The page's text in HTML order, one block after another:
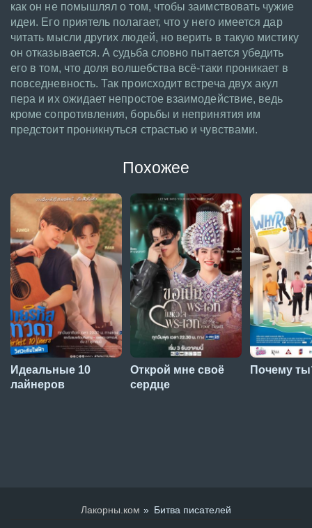
как он не помышлял о том, чтобы заимствовать чужие
идеи. Его приятель полагает, что у него имеется дар
читать мысли других людей, но верить в такую мистику
он отказывается. А судьба словно пытается убедить
его в том, что доля волшебства всё-таки проникает в
повседневность. Так происходит встреча двух акул
пера и их ожидает непростое взаимодействие, ведь
кроме сопротивления, борьбы и непринятия им
предстоит проникнуться страстью и чувствами.
Похожее
Идеальные 10
лайнеров
Открой мне своё
сердце
Почему
Лакорны.ком Битва писателей